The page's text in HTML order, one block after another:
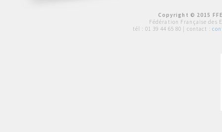
Copyright © 2015
Fédération Française des
tél : 01 39 44 65 80 | contact :